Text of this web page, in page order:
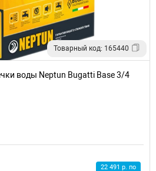
Товарный код: 165440
воды Neptun Bugatti Base 3/4
22 491 р. по